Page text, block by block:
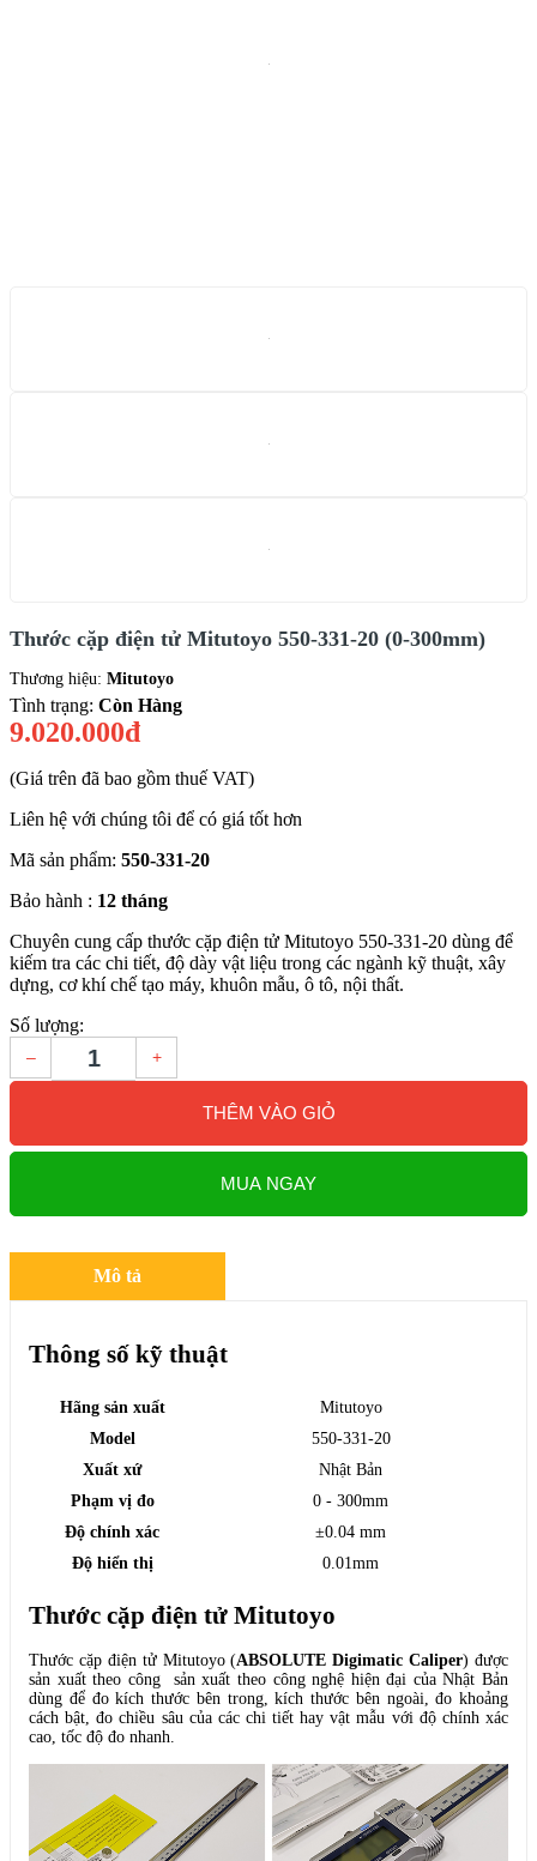
Thước cặp điện tử Mitutoyo 550-331-20 (0-300mm)
Thương hiệu: Mitutoyo
Tình trạng: Còn Hàng
9.020.000đ
(Giá trên đã bao gồm thuế VAT)
Liên hệ với chúng tôi để có giá tốt hơn
Mã sản phẩm: 550-331-20
Bảo hành : 12 tháng
Chuyên cung cấp thước cặp điện tử Mitutoyo 550-331-20 dùng để
kiếm tra các chi tiết, độ dày vật liệu trong các ngành kỹ thuật, xây
dựng, cơ khí chế tạo máy, khuôn mẫu, ô tô, nội thất.
Số lượng:
– +
THÊM VÀO GIỎ
MUA NGAY
Mô tả
Thông số kỹ thuật
Hãng sản xuất
Mitutoyo
Model
550-331-20
Xuất xứ
Nhật Bản
Phạm vị đo
0 - 300mm
Độ chính xác
±0.04 mm
Độ hiển thị
0.01mm
Thước cặp điện tử Mitutoyo
Thước cặp điện tử Mitutoyo (ABSOLUTE Digimatic Caliper) được
sản xuất theo công sản xuất theo công nghệ hiện đại của Nhật Bản
dùng để đo kích thước bên trong, kích thước bên ngoài, đo khoảng
cách bật, đo chiều sâu của các chi tiết hay vật mẫu với độ chính xác
cao, tốc độ đo nhanh.